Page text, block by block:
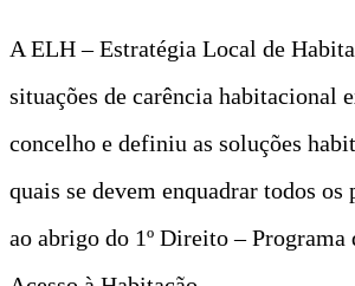
A ELH – Estratégia Local de
situações de carência habitacional
concelho e definiu as soluções
quais se devem enquadrar todos os
ao abrigo do 1º Direito – Programa